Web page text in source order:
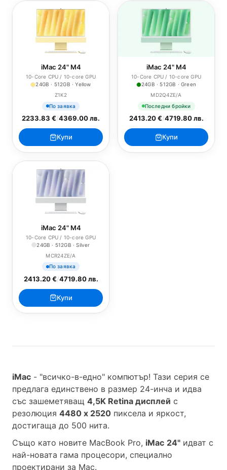
iMac 24" M4
10-Core CPU / 10-core GPU
24GB · 512GB · Yellow
Z1K2
По заявка
2233.83 €/4369.00 лв.
Купи
iMac 24" M4
10-Core CPU / 10-core GPU
24GB · 512GB · Green
MD2Q4ZE/A
Последни бройки
2413.20 €/4719.80 лв.
Купи
iMac 24" M4
10-Core CPU / 10-core GPU
24GB · 512GB · Silver
MCR24ZE/A
По заявка
2413.20 €/4719.80 лв.
Купи
iMac - "всичко-в-едно" компютър! Тази серия се
предлага единствено в размер 24-инча и идва
със зашеметяващ 4,5K Retina дисплей с
резолюция 4480 x 2520 пиксела и яркост,
достигаща до 500 нита.
Също като новите MacBook Pro, iMac 24" идват с
най-новата гама процесори, специално
проектирани за Mac.